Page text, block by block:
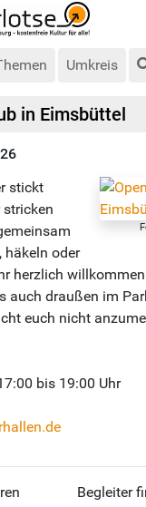
Umkreis
in Eimsbüttel
stickt
stricken
häkeln oder
herzlich
auch draußen im
euch nicht
bis 19:00 Uhr
Begleiter